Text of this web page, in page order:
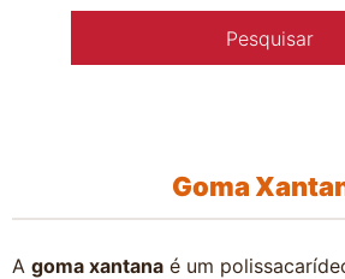
Goma
A goma xantana é um